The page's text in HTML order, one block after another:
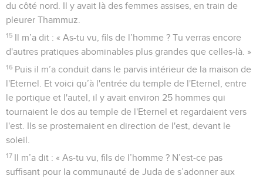
du côté nord. Il y avait là des femmes assises, en train de
pleurer Thammuz.
15 Il m’a dit : « As-tu vu, fils de l’homme ? Tu verras encore
d'autres pratiques abominables plus grandes que celles-là. »
16 Puis il m’a conduit dans le parvis intérieur de la maison de
l'Eternel. Et voici qu’à l'entrée du temple de l'Eternel, entre
le portique et l'autel, il y avait environ 25 hommes qui
tournaient le dos au temple de l'Eternel et regardaient vers
l'est. Ils se prosternaient en direction de l'est, devant le
soleil.
17 Il m’a dit : « As-tu vu, fils de l’homme ? N’est-ce pas
suffisant pour la communauté de Juda de s’adonner aux